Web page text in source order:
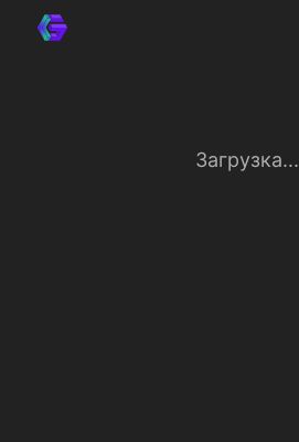
Загрузка...